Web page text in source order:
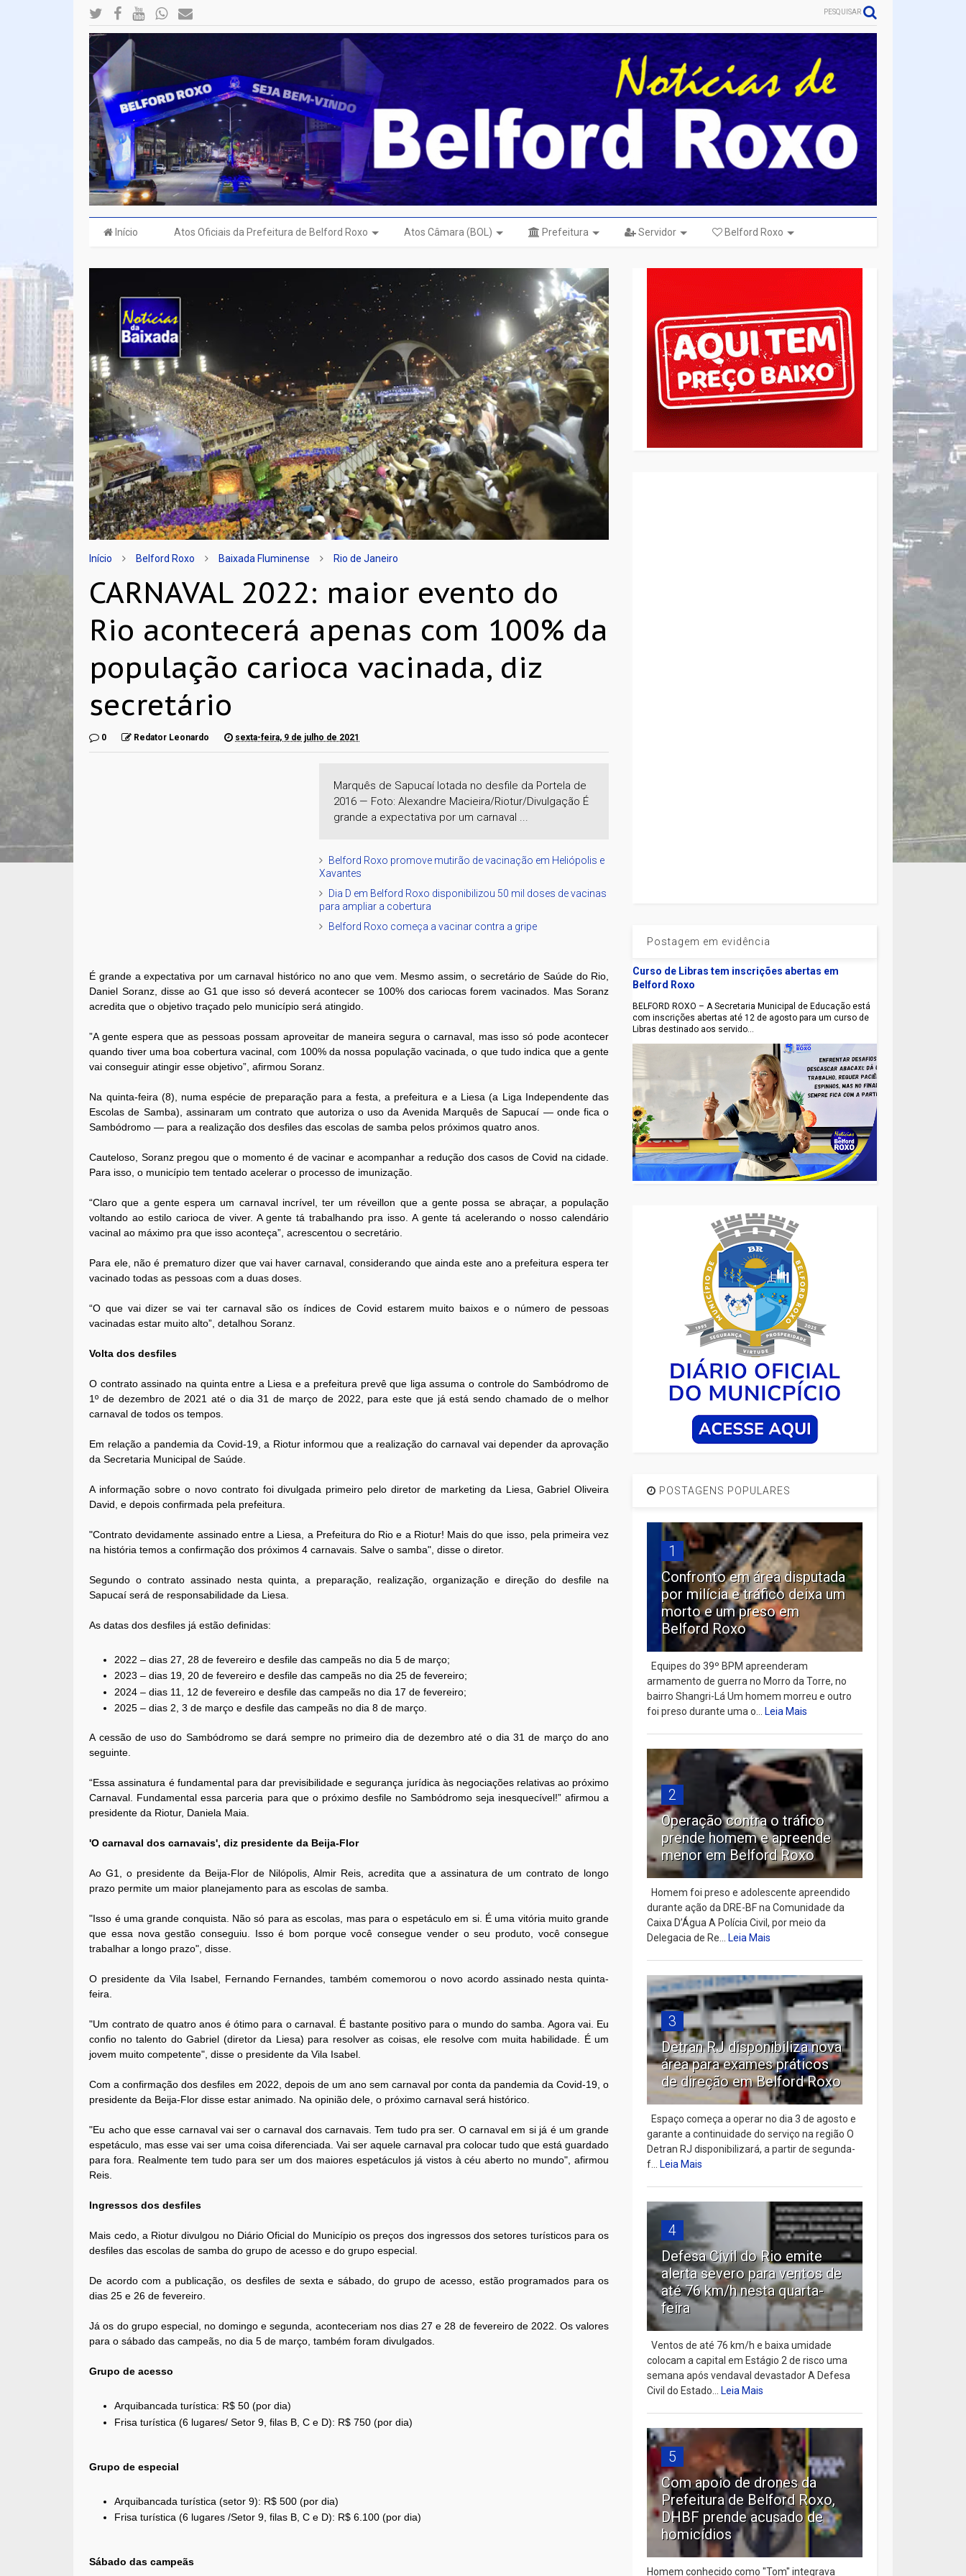
PESQUISAR
Início Atos Oficiais da Prefeitura de Belford Roxo Atos Câmara (BOL) Prefeitura Servidor Belford Roxo
Início Belford Roxo Baixada Fluminense Rio de Janeiro
CARNAVAL 2022: maior evento do
Rio acontecerá apenas com 100% da
população carioca vacinada, diz
secretário
0 Redator Leonardo sexta-feira, 9 de julho de 2021
Marquês de Sapucaí lotada no desfile da Portela de
2016 — Foto: Alexandre Macieira/Riotur/Divulgação É
grande a expectativa por um carnaval ...
Belford Roxo promove mutirão de vacinação em Heliópolis e
Xavantes
Dia D em Belford Roxo disponibilizou 50 mil doses de vacinas
para ampliar a cobertura
Belford Roxo começa a vacinar contra a gripe
É grande a expectativa por um carnaval histórico no ano que vem. Mesmo assim, o secretário de Saúde do Rio,
Daniel Soranz, disse ao G1 que isso só deverá acontecer se 100% dos cariocas forem vacinados. Mas Soranz
acredita que o objetivo traçado pelo município será atingido.
”A gente espera que as pessoas possam aproveitar de maneira segura o carnaval, mas isso só pode acontecer
quando tiver uma boa cobertura vacinal, com 100% da nossa população vacinada, o que tudo indica que a gente
vai conseguir atingir esse objetivo”, afirmou Soranz.
Na quinta-feira (8), numa espécie de preparação para a festa, a prefeitura e a Liesa (a Liga Independente das
Escolas de Samba), assinaram um contrato que autoriza o uso da Avenida Marquês de Sapucaí — onde fica o
Sambódromo — para a realização dos desfiles das escolas de samba pelos próximos quatro anos.
Cauteloso, Soranz pregou que o momento é de vacinar e acompanhar a redução dos casos de Covid na cidade.
Para isso, o município tem tentado acelerar o processo de imunização.
“Claro que a gente espera um carnaval incrível, ter um réveillon que a gente possa se abraçar, a população
voltando ao estilo carioca de viver. A gente tá trabalhando pra isso. A gente tá acelerando o nosso calendário
vacinal ao máximo pra que isso aconteça”, acrescentou o secretário.
Para ele, não é prematuro dizer que vai haver carnaval, considerando que ainda este ano a prefeitura espera ter
vacinado todas as pessoas com a duas doses.
“O que vai dizer se vai ter carnaval são os índices de Covid estarem muito baixos e o número de pessoas
vacinadas estar muito alto”, detalhou Soranz.
Volta dos desfiles
O contrato assinado na quinta entre a Liesa e a prefeitura prevê que liga assuma o controle do Sambódromo de
1º de dezembro de 2021 até o dia 31 de março de 2022, para este que já está sendo chamado de o melhor
carnaval de todos os tempos.
Em relação a pandemia da Covid-19, a Riotur informou que a realização do carnaval vai depender da aprovação
da Secretaria Municipal de Saúde.
A informação sobre o novo contrato foi divulgada primeiro pelo diretor de marketing da Liesa, Gabriel Oliveira
David, e depois confirmada pela prefeitura.
"Contrato devidamente assinado entre a Liesa, a Prefeitura do Rio e a Riotur! Mais do que isso, pela primeira vez
na história temos a confirmação dos próximos 4 carnavais. Salve o samba", disse o diretor.
Segundo o contrato assinado nesta quinta, a preparação, realização, organização e direção do desfile na
Sapucaí será de responsabilidade da Liesa.
As datas dos desfiles já estão definidas:
2022 – dias 27, 28 de fevereiro e desfile das campeãs no dia 5 de março;
2023 – dias 19, 20 de fevereiro e desfile das campeãs no dia 25 de fevereiro;
2024 – dias 11, 12 de fevereiro e desfile das campeãs no dia 17 de fevereiro;
2025 – dias 2, 3 de março e desfile das campeãs no dia 8 de março.
A cessão de uso do Sambódromo se dará sempre no primeiro dia de dezembro até o dia 31 de março do ano
seguinte.
“Essa assinatura é fundamental para dar previsibilidade e segurança jurídica às negociações relativas ao próximo
Carnaval. Fundamental essa parceria para que o próximo desfile no Sambódromo seja inesquecível!” afirmou a
presidente da Riotur, Daniela Maia.
'O carnaval dos carnavais', diz presidente da Beija-Flor
Ao G1, o presidente da Beija-Flor de Nilópolis, Almir Reis, acredita que a assinatura de um contrato de longo
prazo permite um maior planejamento para as escolas de samba.
"Isso é uma grande conquista. Não só para as escolas, mas para o espetáculo em si. É uma vitória muito grande
que essa nova gestão conseguiu. Isso é bom porque você consegue vender o seu produto, você consegue
trabalhar a longo prazo", disse.
O presidente da Vila Isabel, Fernando Fernandes, também comemorou o novo acordo assinado nesta quinta-
feira.
"Um contrato de quatro anos é ótimo para o carnaval. É bastante positivo para o mundo do samba. Agora vai. Eu
confio no talento do Gabriel (diretor da Liesa) para resolver as coisas, ele resolve com muita habilidade. É um
jovem muito competente", disse o presidente da Vila Isabel.
Com a confirmação dos desfiles em 2022, depois de um ano sem carnaval por conta da pandemia da Covid-19, o
presidente da Beija-Flor disse estar animado. Na opinião dele, o próximo carnaval será histórico.
"Eu acho que esse carnaval vai ser o carnaval dos carnavais. Tem tudo pra ser. O carnaval em si já é um grande
espetáculo, mas esse vai ser uma coisa diferenciada. Vai ser aquele carnaval pra colocar tudo que está guardado
para fora. Realmente tem tudo para ser um dos maiores espetáculos já vistos à céu aberto no mundo", afirmou
Reis.
Ingressos dos desfiles
Mais cedo, a Riotur divulgou no Diário Oficial do Município os preços dos ingressos dos setores turísticos para os
desfiles das escolas de samba do grupo de acesso e do grupo especial.
De acordo com a publicação, os desfiles de sexta e sábado, do grupo de acesso, estão programados para os
dias 25 e 26 de fevereiro.
Já os do grupo especial, no domingo e segunda, aconteceriam nos dias 27 e 28 de fevereiro de 2022. Os valores
para o sábado das campeãs, no dia 5 de março, também foram divulgados.
Grupo de acesso
Arquibancada turística: R$ 50 (por dia)
Frisa turística (6 lugares/ Setor 9, filas B, C e D): R$ 750 (por dia)
Grupo de especial
Arquibancada turística (setor 9): R$ 500 (por dia)
Frisa turística (6 lugares /Setor 9, filas B, C e D): R$ 6.100 (por dia)
Sábado das campeãs
Postagem em evidência
Curso de Libras tem inscrições abertas em
Belford Roxo
BELFORD ROXO – A Secretaria Municipal de Educação está
com inscrições abertas até 12 de agosto para um curso de
Libras destinado aos servido...
POSTAGENS POPULARES
1
Confronto em área disputada
por milícia e tráfico deixa um
morto e um preso em
Belford Roxo
Equipes do 39º BPM apreenderam
armamento de guerra no Morro da Torre, no
bairro Shangri-Lá Um homem morreu e outro
foi preso durante uma o...Leia Mais
2
Operação contra o tráfico
prende homem e apreende
menor em Belford Roxo
Homem foi preso e adolescente apreendido
durante ação da DRE-BF na Comunidade da
Caixa D’Água A Polícia Civil, por meio da
Delegacia de Re...Leia Mais
3
Detran RJ disponibiliza nova
área para exames práticos
de direção em Belford Roxo
Espaço começa a operar no dia 3 de agosto e
garante a continuidade do serviço na região O
Detran RJ disponibilizará, a partir de segunda-
f...Leia Mais
4
Defesa Civil do Rio emite
alerta severo para ventos de
até 76 km/h nesta quarta-
feira
Ventos de até 76 km/h e baixa umidade
colocam a capital em Estágio 2 de risco uma
semana após vendaval devastador A Defesa
Civil do Estado...Leia Mais
5
Com apoio de drones da
Prefeitura de Belford Roxo,
DHBF prende acusado de
homicídios
Homem conhecido como "Tom" integrava